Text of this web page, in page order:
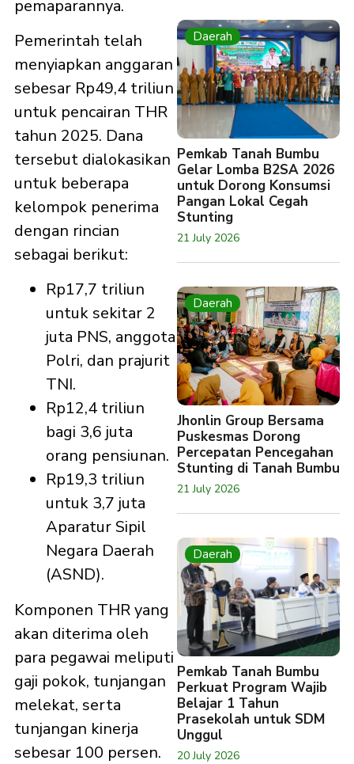
pemaparannya.
Pemerintah telah
menyiapkan anggaran
sebesar Rp49,4 triliun
untuk pencairan THR
tahun 2025. Dana
tersebut dialokasikan
untuk beberapa
kelompok penerima
dengan rincian
sebagai berikut:
Rp17,7 triliun
untuk sekitar 2
juta PNS, anggota
Polri, dan prajurit
TNI.
Rp12,4 triliun
bagi 3,6 juta
orang pensiunan.
Rp19,3 triliun
untuk 3,7 juta
Aparatur Sipil
Negara Daerah
(ASND).
Komponen THR yang
akan diterima oleh
para pegawai meliputi
gaji pokok, tunjangan
melekat, serta
tunjangan kinerja
sebesar 100 persen.
Daerah
Pemkab Tanah Bumbu
Gelar Lomba B2SA 2026
untuk Dorong Konsumsi
Pangan Lokal Cegah
Stunting
21 July 2026
Daerah
Jhonlin Group Bersama
Puskesmas Dorong
Percepatan Pencegahan
Stunting di Tanah Bumbu
21 July 2026
Daerah
Pemkab Tanah Bumbu
Perkuat Program Wajib
Belajar 1 Tahun
Prasekolah untuk SDM
Unggul
20 July 2026